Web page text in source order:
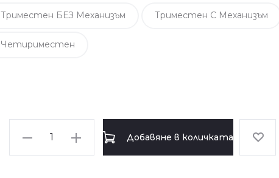
Триместен БЕЗ Механизъм Триместен С Механизъм
Четириместен
количество
Добавяне в количката